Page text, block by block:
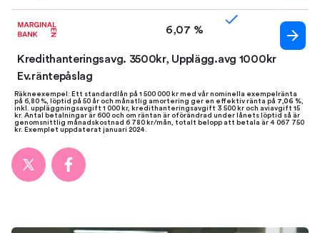
6,07 %
Kredithanteringsavg. 3500kr, Upplägg.avg 1000kr
Ev.räntepåslag
Räkneexempel: Ett standardlån på 1 500 000 kr med vår nominella exempelränta
på 6,80 %, löptid på 50 år och månatlig amortering ger en effektiv ränta på 7,06 %
inkl. uppläggningsavgift 1 000 kr, kredithanteringsavgift 3 500 kr och aviavgift 15
kr. Antal betalningar är 600 och om räntan är oförändrad under lånets löptid så är
genomsnittlig månadskostnad 6 780 kr/mån, totalt belopp att betala är 4 067 750
kr. Exemplet uppdaterat januari 2024.